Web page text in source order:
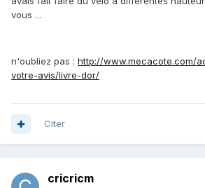
vous ...
n'oubliez pas : http://www.mecacote.com/
votre-avis/livre-dor/
Citer
cricricm